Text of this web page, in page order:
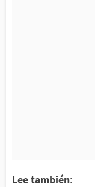
Lee también: